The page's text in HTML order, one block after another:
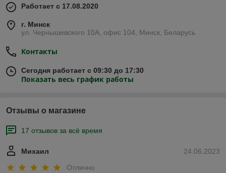
Работает с 17.08.2020
г. Минск
ул. Чернышевского 10А, офис 104, Минск, Беларусь
Контакты
Сегодня работает с 09:30 до 17:30
Показать весь график работы
Отзывы о магазине
17 отзывов за всё время
24.06.2023
Михаил
Отлично